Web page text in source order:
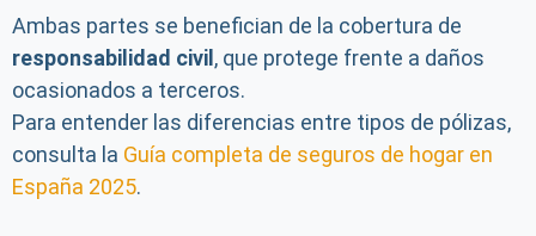
Ambas partes se benefician de la cobertura de
responsabilidad civil , que protege frente a daños
ocasionados a terceros.
Para entender las diferencias entre tipos de pólizas,
consulta la Guía completa de seguros de hogar en
España 2025.